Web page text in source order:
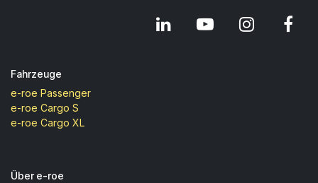
Fahrzeuge
e-roe Passenger
e-roe Cargo S
e-roe Cargo XL
Über e-roe